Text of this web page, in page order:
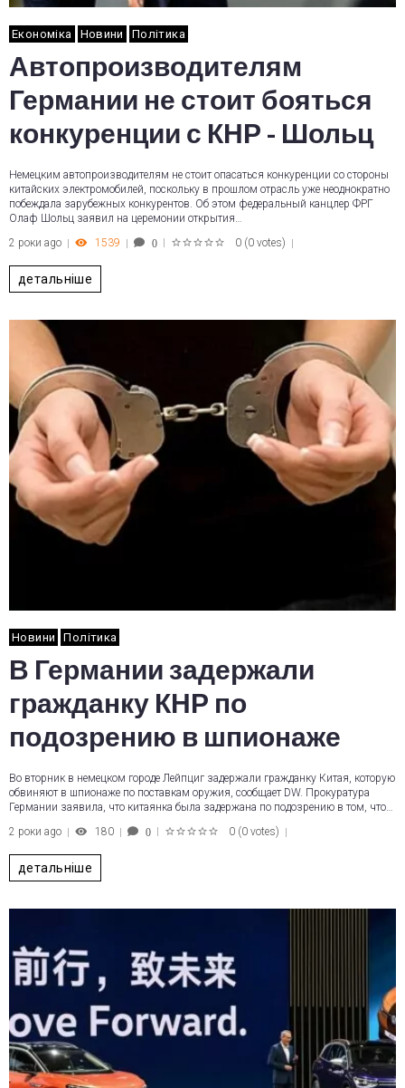
Економіка Новини Політика
Автопроизводителям
Германии не стоит бояться
конкуренции с КНР - Шольц
Немецким автопроизводителям не стоит опасаться конкуренции со стороны
китайских электромобилей, поскольку в прошлом отрасль уже неоднократно
побеждала зарубежных конкурентов. Об этом федеральный канцлер ФРГ
Олаф Шольц заявил на церемонии открытия…
2 роки ago
1539 0 0 (0 votes)
детальніше
Новини Політика
В Германии задержали
гражданку КНР по
подозрению в шпионаже
Во вторник в немецком городе Лейпциг задержали гражданку Китая, которую
обвиняют в шпионаже по поставкам оружия, сообщает DW. Прокуратура
Германии заявила, что китаянка была задержана по подозрению в том, что…
2 роки ago
180 0 0 (0 votes)
детальніше